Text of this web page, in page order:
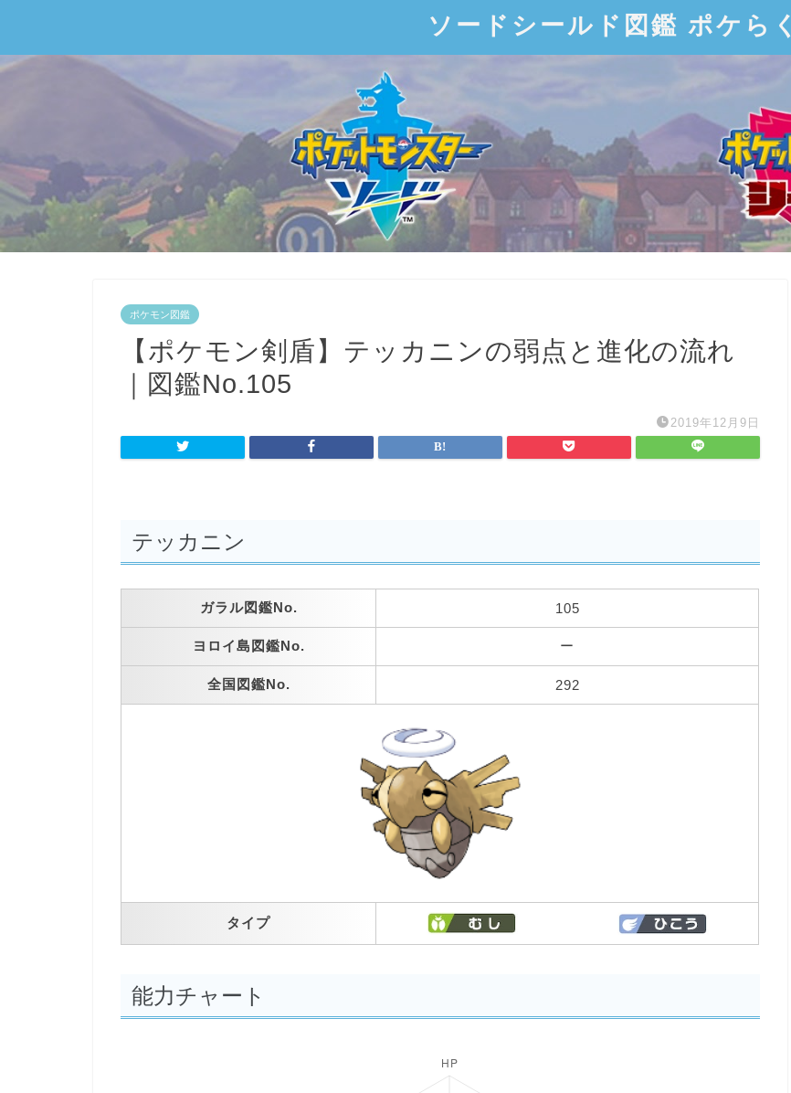
ソードシールド図鑑 ポケらく
ポケモン図鑑
【ポケモン剣盾】テッカニンの弱点と進化の流れ
｜図鑑No.105
2019年12月9日
テッカニン
ガラル図鑑No. 105
ヨロイ島図鑑No. ー
全国図鑑No. 292
タイプ
能力チャート